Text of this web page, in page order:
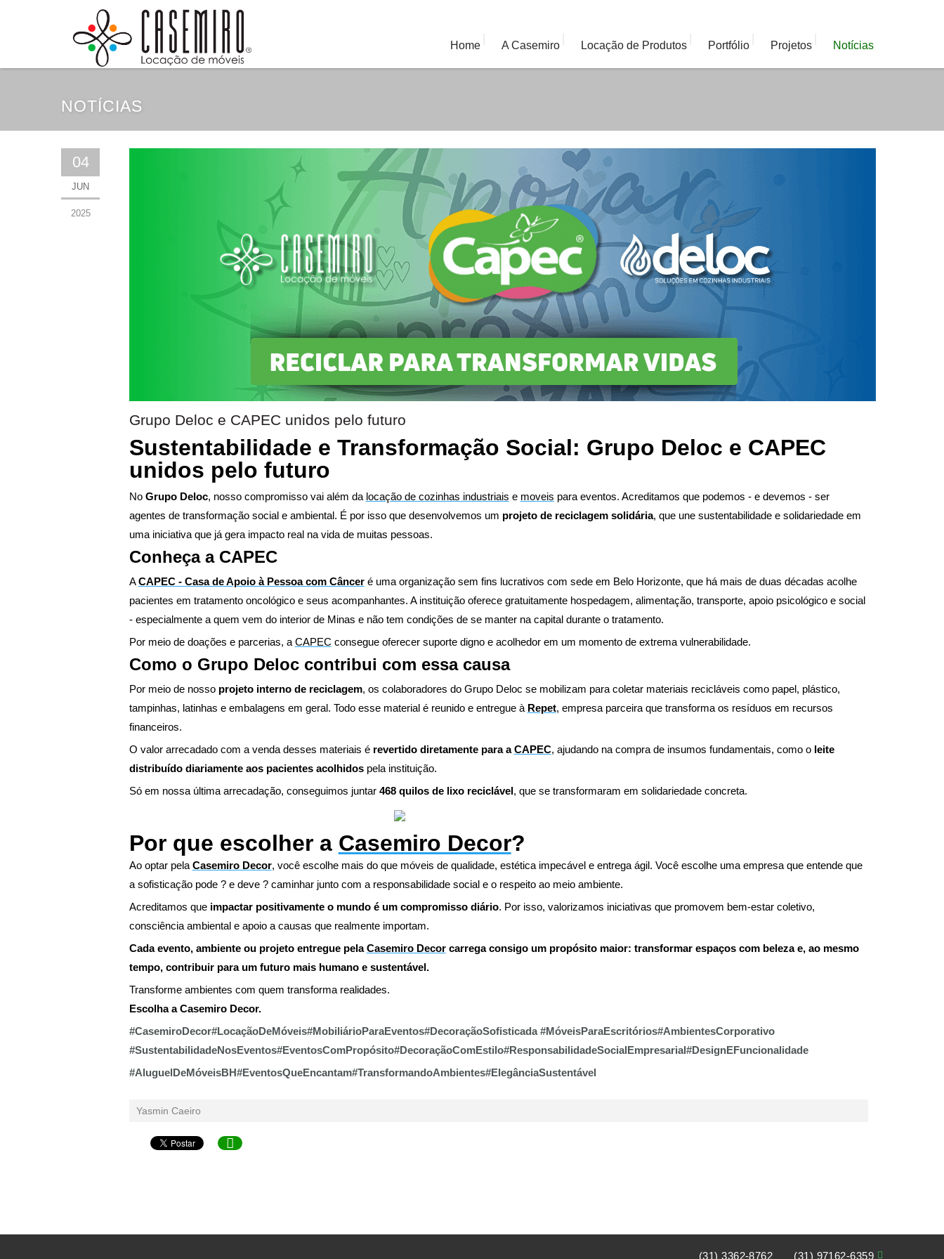
Home A Casemiro Locação de Produtos Portfólio Projetos Notícias
NOTÍCIAS
04
JUN
2025
Grupo Deloc e CAPEC unidos pelo futuro
Sustentabilidade e Transformação Social: Grupo Deloc e CAPEC
unidos pelo futuro
No Grupo Deloc, nosso compromisso vai além da locação de cozinhas industriais e moveis para eventos. Acreditamos que podemos - e devemos - ser
agentes de transformação social e ambiental. É por isso que desenvolvemos um projeto de reciclagem solidária, que une sustentabilidade e solidariedade em
uma iniciativa que já gera impacto real na vida de muitas pessoas.
Conheça a CAPEC
ACAPEC - Casa de Apoio à Pessoa com Cânceré uma organização sem fins lucrativos com sede em Belo Horizonte, que há mais de duas décadas acolhe
pacientes em tratamento oncológico e seus acompanhantes. A instituição oferece gratuitamente hospedagem, alimentação, transporte, apoio psicológico e social
- especialmente a quem vem do interior de Minas e não tem condições de se manter na capital durante o tratamento.
Por meio de doações e parcerias, a CAPEC consegue oferecer suporte digno e acolhedor em um momento de extrema vulnerabilidade.
Como o Grupo Deloc contribui com essa causa
Por meio de nosso projeto interno de reciclagem, os colaboradores do Grupo Deloc se mobilizam para coletar materiais recicláveis como papel, plástico,
tampinhas, latinhas e embalagens em geral. Todo esse material é reunido e entregue à Repet, empresa parceira que transforma os resíduos em recursos
financeiros.
O valor arrecadado com a venda desses materiais é revertido diretamente para aCAPEC, ajudando na compra de insumos fundamentais, como o leite
distribuído diariamente aos pacientes acolhidospela instituição.
Só em nossa última arrecadação, conseguimos juntar 468 quilos de lixo reciclável, que se transformaram em solidariedade concreta.
Por que escolher a Casemiro Decor?
Ao optar pela Casemiro Decor, você escolhe mais do que móveis de qualidade, estética impecável e entrega ágil. Você escolhe uma empresa que entende que
a sofisticação pode ? e deve ? caminhar junto com a responsabilidade social e o respeito ao meio ambiente.
Acreditamos que impactar positivamente o mundo é um compromisso diário. Por isso, valorizamos iniciativas que promovem bem-estar coletivo,
consciência ambiental e apoio a causas que realmente importam.
Cada evento, ambiente ou projeto entregue pelaCasemiro Decorcarrega consigo um propósito maior: transformar espaços com beleza e, ao mesmo
tempo, contribuir para um futuro mais humano e sustentável.
Transforme ambientes com quem transforma realidades.
Escolha a Casemiro Decor.
#CasemiroDecor#LocaçãoDeMóveis#MobiliárioParaEventos#DecoraçãoSofisticada #MóveisParaEscritórios#AmbientesCorporativo
#SustentabilidadeNosEventos#EventosComPropósito#DecoraçãoComEstilo#ResponsabilidadeSocialEmpresarial#DesignEFuncionalidade
#AluguelDeMóveisBH#EventosQueEncantam#TransformandoAmbientes#ElegânciaSustentável
Yasmin Caeiro

(31) 3362-8762 (31) 97162-6359 